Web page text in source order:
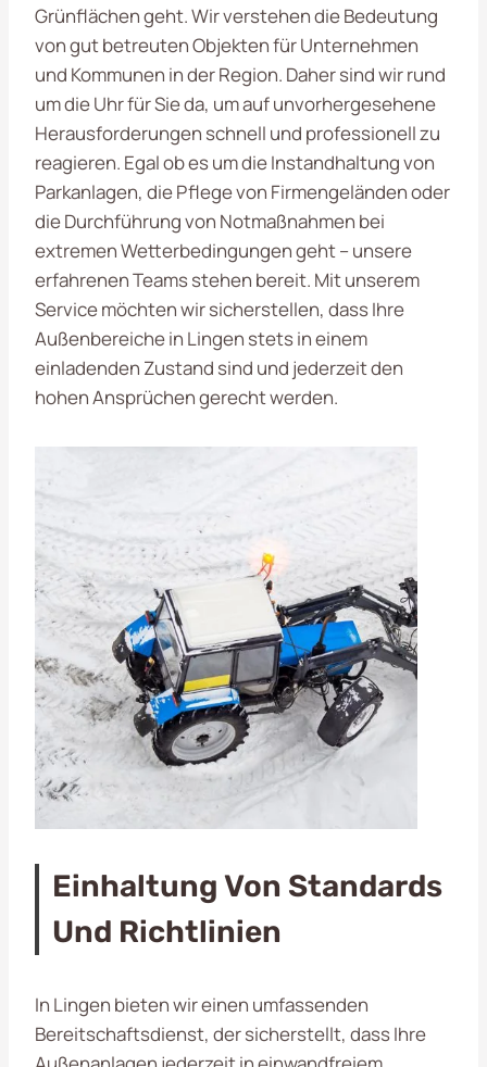
Grünflächen geht. Wir verstehen die Bedeutung
von gut betreuten Objekten für Unternehmen
und Kommunen in der Region. Daher sind wir rund
um die Uhr für Sie da, um auf unvorhergesehene
Herausforderungen schnell und professionell zu
reagieren. Egal ob es um die Instandhaltung von
Parkanlagen, die Pflege von Firmengeländen oder
die Durchführung von Notmaßnahmen bei
extremen Wetterbedingungen geht – unsere
erfahrenen Teams stehen bereit. Mit unserem
Service möchten wir sicherstellen, dass Ihre
Außenbereiche in Lingen stets in einem
einladenden Zustand sind und jederzeit den
hohen Ansprüchen gerecht werden.
Einhaltung Von Standards
Und Richtlinien
In Lingen bieten wir einen umfassenden
Bereitschaftsdienst, der sicherstellt, dass Ihre